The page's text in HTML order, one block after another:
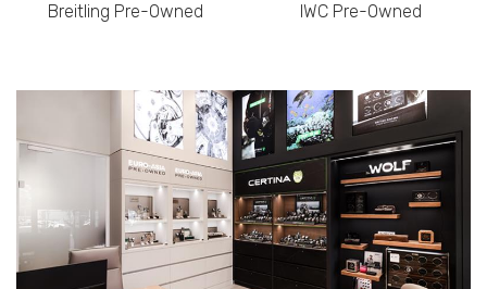
IWC Pre-Owned
Breitling Pre-Owned